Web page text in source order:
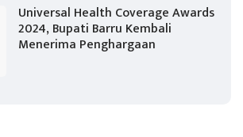
Universal Health Coverage Awards
2024, Bupati Barru Kembali
Menerima Penghargaan